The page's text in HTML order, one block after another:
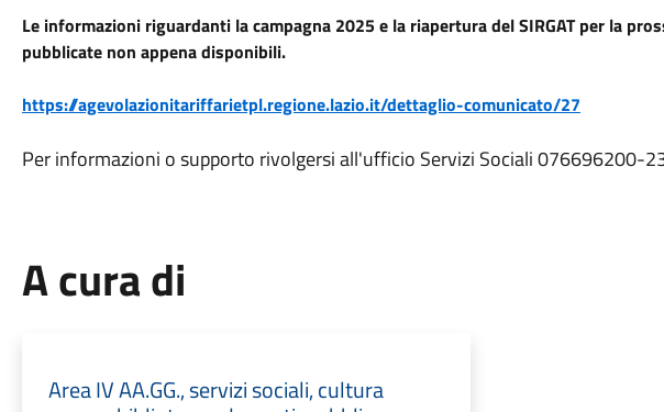
Le informazioni riguardanti la campagna 2025 e la riapertura del SIRGAT per la
pubblicate non appena disponibili.
https://agevolazionitariffarietpl.regione.lazio.it/dettaglio-comunicato/27
Per informazioni o supporto rivolgersi all'ufficio Servizi Sociali 076696200-
A cura di
Area IV AA.GG., servizi sociali, cultura